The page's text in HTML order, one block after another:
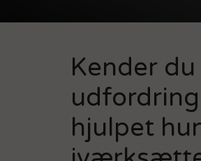
Kender
hjulpet